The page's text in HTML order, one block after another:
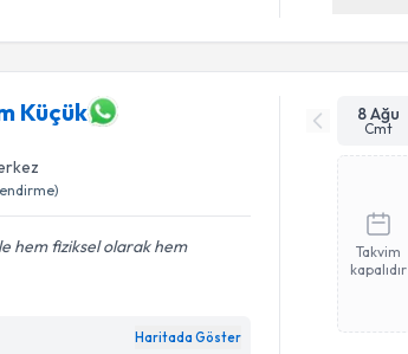
Küçük
hem fiziksel olarak hem
Haritada Göster
8 Ağu
Cmt
Takvim
kapalıdır